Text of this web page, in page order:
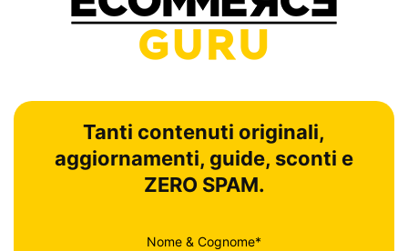
Tanti contenuti originali,
aggiornamenti, guide, sconti e
ZERO SPAM.
Nome & Cognome*